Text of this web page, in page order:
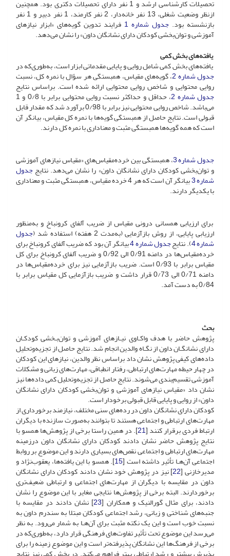
تحصیلات کارشناسی ارشد و 1 نفر دارای تحصیلات دکتری بود. همچنین
ازنظر وضعیت شغلی، 13 نفر خانه‌دار، 2 نفر کارمند، 1 نفر دبیر و 1 نفر
بازنشسته بود. جدول شماره 1 فرایند تدوین گویه‌های «ابزار نیازهای
آموزشی و توان‌بخشی کودکان دارای نشانگان داون» را نشان می‌دهد.
یافته‌های بخش کمی
یافته‌های بخش کمی شامل روایی و پایایی مقدماتی ابزار است، به‌طوری‌که در
جدول شماره 2 ، گویه‌های مقیاس، همبستگی هر سؤال با نمره کل، نسبت
روایی محتوایی و شاخص روایی محتوایی ارائه شده است. براساس نتایج
جدول شماره 2 ، حداقل و حداکثر نسبت روایی محتوایی برابر با 0/8 و 1
می‌باشد. شاخص روایی محتوایی نیز برابر با 0/98 برآورد شد که مقدار قابل
قبولی است. نتایج حاصل از همبستگی گویه‌ها با نمره کل مقیاس، بیانگر آن
است که همه گویه‌ها همبستگی مثبت و معنا‌داری با نمره کل دارند.
جدول شماره 3 ، همبستگی بین خرده‌مقیاس‌های «مقیاس نیازهای آموزشی
و توان‌بخشی کودکان دارای نشانگان داون» را نشان می‌دهد. نتایج جدول
شماره 3 بیانگر آن است که هر 4 خرده مقیاس، همبستگی مثبت و معنا‌داری
با یکدیگر دارند.
برای ارزیابی همسانی درونی مقیاس از ضریب آلفای کرونباخ و به‌منظور
ارزیابی پایایی، از روش بازآزمایی (به‌مدت 2 هفته) استفاده شد ( جدول
شماره 4 ). نتایججدول شماره 4 بیانگر آن بود که ضریب آلفای کرونباخ برای
خرده‌مقیاس‌ها در دامنه 0/91 الی 0/92 و ضریب آلفای کرونباخ برای کل
مقیاس برابر با 0/93 است. ضریب باز‌آزمایی نیز برای خرده‌مقیاس‌ها در
دامنه 0/71 الی 0/73 قرار داشت و ضریب باز‌آزمایی کل مقیاس برابر با
0/84 به دست آمد.
بحث
پژوهش حاضر با هدف واکـاوی نیـازهای آموزشی و توان‌بـخشی کودکـان
دارای نشانگـان داون از نگـاه والدین انجام شد. نتایج حاصل از تجزیه‌وتحلیل
داده‌های کیفی پژوهش نشان داد براساس نظر والدین، نیازهای این کودکان
در چهار حیطه مهارت‌های ارتباطی، رفتار انطباقی، مهارت‌های زبانی و مشکلات
آموزشی تقسیم‌بندی می‌شوند. نتایج حاصل از تجزیه‌وتحلیل کمی داده‌ها نیز
نشان داد «مقیاس نیازهای آموزشی و توان‌بخشی کودکان دارای نشانگان
داون» از روایی و پایایی قابل قبولی برخودار است.
کودکان دارای نشانگان داون در رده‌های سنی مختلف، نیازمند برخورداری از
مهارت‌های ارتباطی و اجتماعی هستند تا بتوانند به‌صورت سازنده با دیگران
ارتباط فردی برقرار کنند [21]. در همین راستا برخی از پژوهش‌ها همسو با
نتایج پژوهش حاضر نشان دادند کودکان دارای نشانگان داون درزمینه
مهارت‌های ارتباطی و اجتماعی نقص‌های بسیاری دارند و این موضوع بر روابط
اجتماعی آن‌هـا تأثیر داشته است [15]. همسو با این یافته‌ها، یعقوب‌نژاد و
مدیرخازنی [22] نیز در پژوهش خود نشان دادند کودکان دارای نشانگان
داون در مقایسه با دیگران از مهارت‌های اجتماعی و ارتباطی ضعیف‌تری
برخوردارند. البته برخی از پژوهش‌ها نتایجی مغایر با این موضوع را نشان
دادند، برای مثال گورالنیک و همکاران [23] نشان دادند در مقایسه با
جنبه‌های شناختی و زبانی، رشد اجتماعی کودکان مبتلا به سندرم داون به
نسبت خوب است و این یک نکته مثبت برای آن‌هـا به شمار می‌رود. به نظر
می‌رسد این موضوع تحت تأثیر تفاوت‌های فرهنگی قرار دارد، به‌طوری‌که در
برخی از فرهنگ‌ها این نشانگان پذیرفته‌تر است و این موضوع زمینه را برای